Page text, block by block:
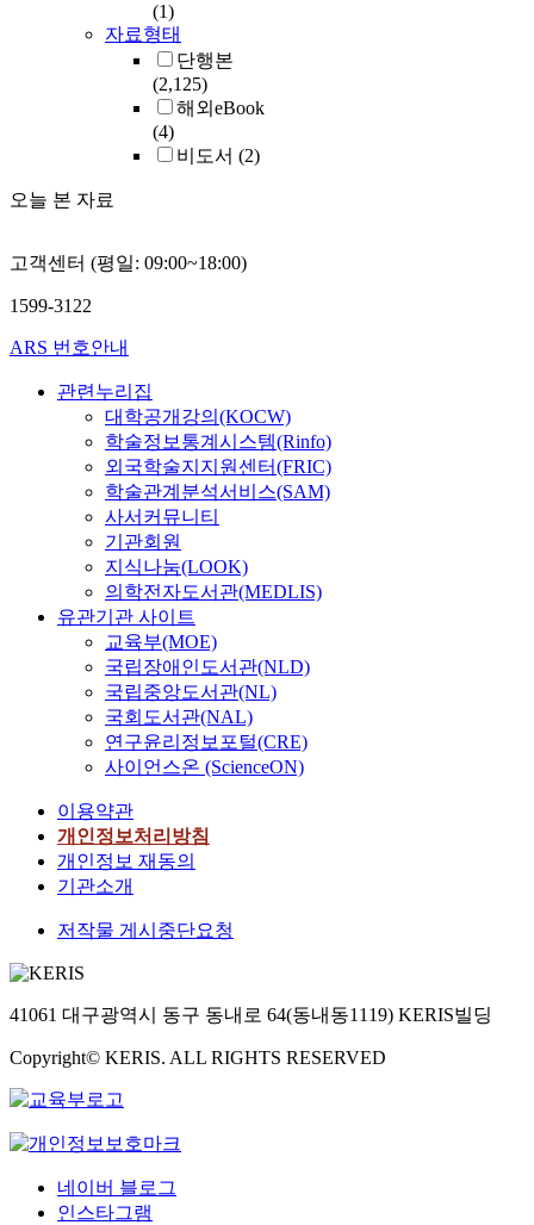
(1)
자료형태
단행본
(2,125)
해외eBook
(4)
비도서 (2)
오늘 본 자료
고객센터 (평일: 09:00~18:00)
1599-3122
ARS 번호안내
관련누리집
대학공개강의(KOCW)
학술정보통계시스템(Rinfo)
외국학술지지원센터(FRIC)
학술관계분석서비스(SAM)
사서커뮤니티
기관회원
지식나눔(LOOK)
의학전자도서관(MEDLIS)
유관기관 사이트
교육부(MOE)
국립장애인도서관(NLD)
국립중앙도서관(NL)
국회도서관(NAL)
연구윤리정보포털(CRE)
사이언스온 (ScienceON)
이용약관
개인정보처리방침
개인정보 재동의
기관소개
저작물 게시중단요청
41061 대구광역시 동구 동내로 64(동내동1119) KERIS빌딩
Copyright© KERIS. ALL RIGHTS RESERVED
네이버 블로그
인스타그램